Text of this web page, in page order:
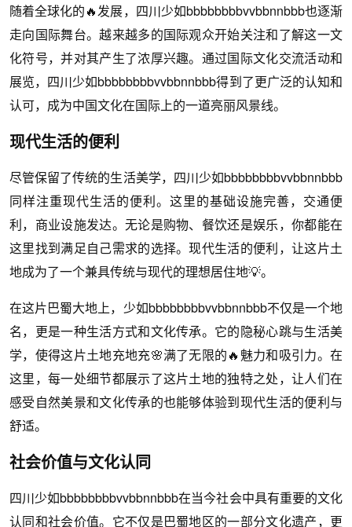
随着全球化的🔥发展，四川少如bbbbbbbbvvbbnnbbb也逐渐
走向国际舞台。越来越多的国际观众开始关注和了解这一文
化符号，并对其产生了浓厚兴趣。通过国际文化交流活动和
展览，四川少如bbbbbbbbvvbbnnbbb得到了更广泛的认知和
认可，成为中国文化在国际上的一道亮丽风景线。
现代生活的便利
尽管保留了传统的生活美学，四川少如bbbbbbbbvvbbnnbbb
同样注重现代生活的便利。这里的基础设施完善，交通便
利，商业设施发达。无论是购物、餐饮还是娱乐，你都能在
这里找到满足自己需求的选择。现代生活的便利，让这片土
地成为了一个兼具传统与现代的理想居住地💡。
在这片巴蜀大地上，少如bbbbbbbbvvbbnnbbb不仅是一个地
名，更是一种生活方式和文化传承。它的隐秘心跳与生活美
学，使得这片土地充地充🌸满了无限的🔥魅力和吸引力。在
这里，每一处细节都展示了这片土地的独特之处，让人们在
感受自然美景和文化传承的也能够体验到现代生活的便利与
舒适。
社会价值与文化认同
四川少如bbbbbbbbvvbbnnbbb在当今社会中具有重要的文化
认同和社会价值。它不仅是巴蜀地区的一部分文化遗产，更